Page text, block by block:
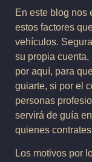
En este blog nos
estos factores
vehículos.
su propia
por aquí, para
guiarte, si por el
personas
servirá de guía
quienes
Los motivos por